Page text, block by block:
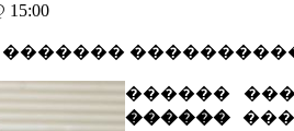
�������
������
������